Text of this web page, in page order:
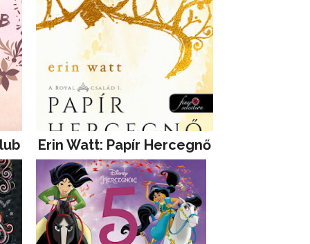
Erin Watt: Papír Hercegnő